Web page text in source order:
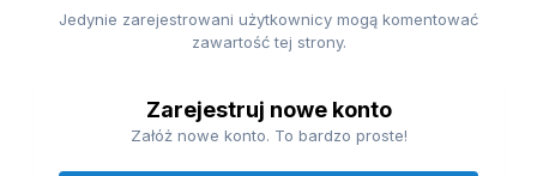
Jedynie zarejestrowani użytkownicy mogą komentować
zawartość tej strony.
Zarejestruj nowe konto
Załóż nowe konto. To bardzo proste!